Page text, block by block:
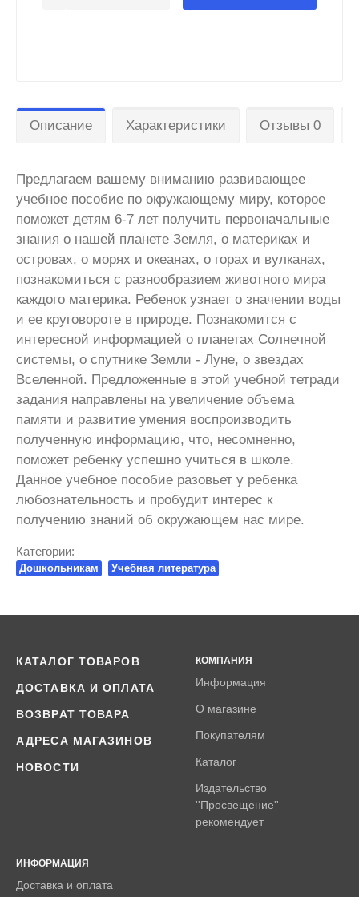
Описание Характеристики Отзывы 0
Предлагаем вашему вниманию развивающее
учебное пособие по окружающему миру, которое
поможет детям 6-7 лет получить первоначальные
знания о нашей планете Земля, о материках и
островах, о морях и океанах, о горах и вулканах,
познакомиться с разнообразием животного мира
каждого материка. Ребенок узнает о значении воды
и ее круговороте в природе. Познакомится с
интересной информацией о планетах Солнечной
системы, о спутнике Земли - Луне, о звездах
Вселенной. Предложенные в этой учебной тетради
задания направлены на увеличение объема
памяти и развитие умения воспроизводить
полученную информацию, что, несомненно,
поможет ребенку успешно учиться в школе.
Данное учебное пособие разовьет у ребенка
любознательность и пробудит интерес к
получению знаний об окружающем нас мире.
Категории:
Дошкольникам Учебная литература
КАТАЛОГ ТОВАРОВ
ДОСТАВКА И ОПЛАТА
ВОЗВРАТ ТОВАРА
АДРЕСА МАГАЗИНОВ
НОВОСТИ
КОМПАНИЯ
Информация
О магазине
Покупателям
Каталог
Издательство
''Просвещение''
рекомендует
ИНФОРМАЦИЯ
Доставка и оплата